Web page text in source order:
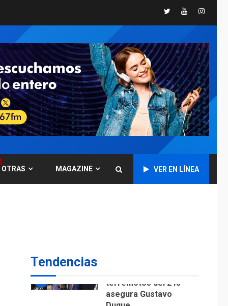
TwitterYoutube
OTRAS MAGAZINE VER EN LÍNEA
Tendencias
Misión Milagro en
Arrancó la jornada de
Cataratas 2026
7
NACIONALES ÚLTIMA HORA
Equipo rectoral de
Transformación
Universitaria cambió
historia electoral de
la ULA
1
POLÍTICA
TITULARES
CNP plantea incluir
Libertad de Expresión
2
asegura Gustavo
Duque